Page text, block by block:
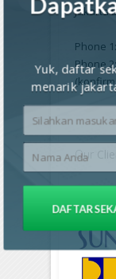
Jakarta
Phone
Phone
Our
Yuk, daftar
menarik
DAFTAR